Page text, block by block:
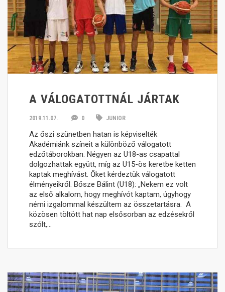
A VÁLOGATOTTNÁL JÁRTAK
2019.11.07. 0 JUNIOR
Az őszi szünetben hatan is képviselték
Akadémiánk színeit a különböző válogatott
edzőtáborokban. Négyen az U18-as csapattal
dolgozhattak együtt, míg az U15-ös keretbe ketten
kaptak meghívást. Őket kérdeztük válogatott
élményeikről. Bősze Bálint (U18): „Nekem ez volt
az első alkalom, hogy meghívót kaptam, úgyhogy
némi izgalommal készültem az összetartásra. A
közösen töltött hat nap elsősorban az edzésekről
szólt,…